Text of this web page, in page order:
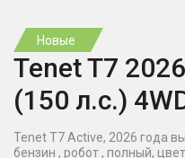
Новые
Tenet T7
(150 л.с.)
Tenet T7 Active, 2026 года
бензин , робот , полный,